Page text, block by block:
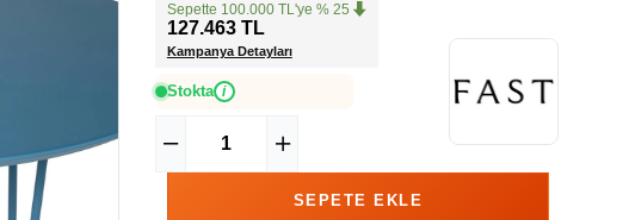
Sepette 100.000 TL'ye % 25
127.463 TL
Kampanya Detayları
Stokta i